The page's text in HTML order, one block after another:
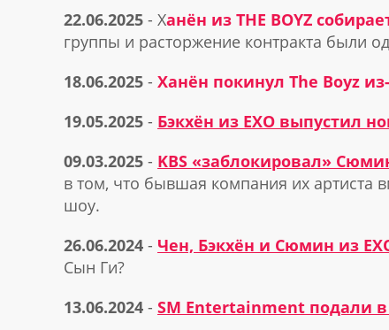
22.06.2025 - Ханён из THE BOYZ
группы и расторжение контракта были
18.06.2025 - Ханён покинул The Boyz
19.05.2025 - Бэкхён из EXO выпустил
09.03.2025 - KBS «заблокировал»
в том, что бывшая компания их артиста
шоу.
26.06.2024 - Чен, Бэкхён и Сюмин из
Сын Ги?
13.06.2024 - SM Entertainment подали в